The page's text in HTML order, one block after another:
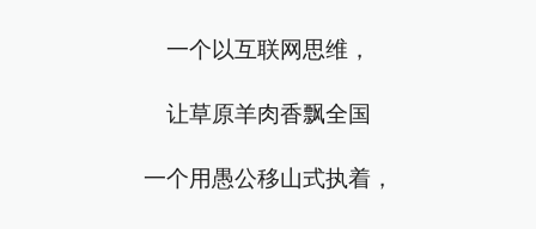
一个以互联网思维，
让草原羊肉香飘全国
一个用愚公移山式执着，